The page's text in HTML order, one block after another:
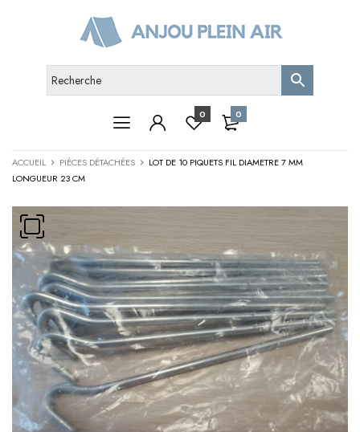
0 0
ACCUEIL PIÈCES DÉTACHÉES
LOT DE 10 PIQUETS FIL DIAMETRE 7 MM
LONGUEUR 23 CM